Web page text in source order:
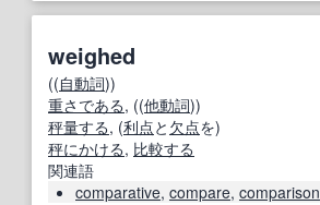
weighed
((自動詞))
重さである, ((他動詞))
秤量する, (利点と 欠点を)
秤にかける, 比較する
関連語
comparative, compare, comparison